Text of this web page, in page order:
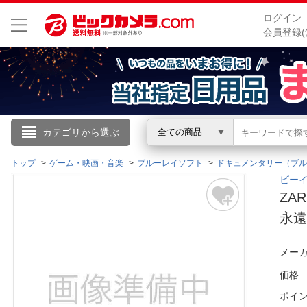
ログイン
会員登録(
カテゴリから選ぶ 全ての商品
こんにちは
ログイン
閲覧履歴
トップ ゲーム・映画・音楽 ブルーレイソフト ドキュメンタリー（ブル
ビー
永
メー
価格
ポイ